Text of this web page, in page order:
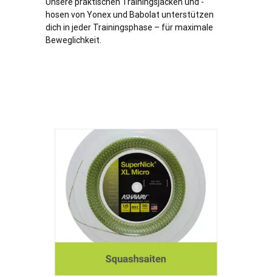
Unsere praktischen Trainingsjacken und -
hosen von Yonex und Babolat unterstützen
dich in jeder Trainingsphase – für maximale
Beweglichkeit.